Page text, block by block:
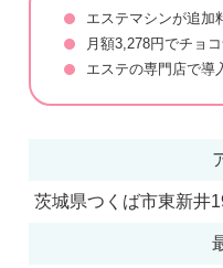
エステマシンが追加
月額3,278円でチョ
エステの専門店で導
茨城県つくば市東新